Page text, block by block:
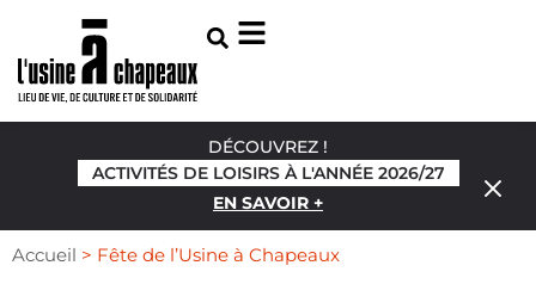
DÉCOUVREZ !
ACTIVITÉS DE LOISIRS À L'ANNÉE 2026/27
EN SAVOIR +
Accueil > Fête de l’Usine à Chapeaux